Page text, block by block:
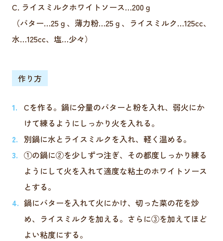
C. ライスミルクホワイトソース…200ｇ
（バター…25ｇ、薄力粉…25ｇ、ライスミルク…125cc、
水…125cc、塩…少々）
作り方
Cを作る。鍋に分量のバターと粉を入れ、弱火にか
けて練るようにしっかり火を入れる。
別鍋に水とライスミルクを入れ、軽く温める。
①の鍋に②を少しずつ注ぎ、その都度しっかり練る
ようにして火を入れて適度な粘土のホワイトソース
とする。
鍋にバターを入れて火にかけ、切った菜の花を炒
め、ライスミルクを加える。さらに③を加えてほど
よい粘度にする。